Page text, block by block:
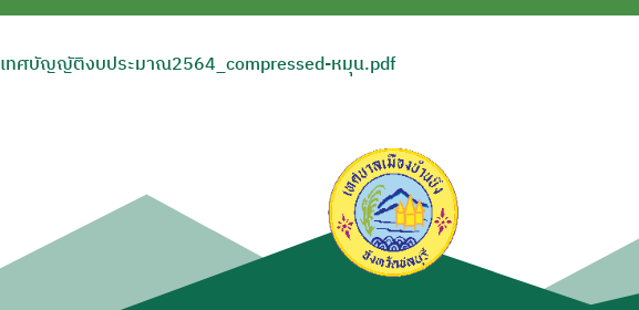
เทศบัญญัติงบประมาณ2564_compressed-หมุน.pdf